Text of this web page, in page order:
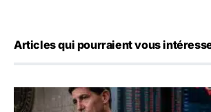
Articles qui pourraient vous
Kevin Warsh maintient sa